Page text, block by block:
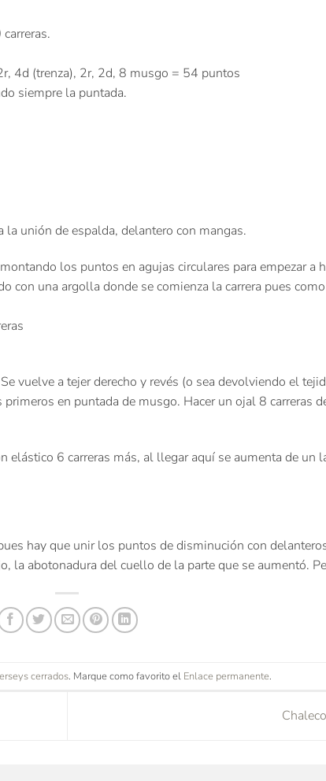
4d (trenza), 2r, 2d, 8 musgo = 54 puntos
siempre la puntada.
la unión de espalda, delantero con mangas.
los puntos en agujas circulares para empezar a
con una argolla donde se comienza la carrera pues
vuelve a tejer derecho y revés (o sea devolviendo el
en puntada de musgo. Hacer un ojal 8 carreras
6 carreras más, al llegar aquí se aumenta de un
hay que unir los puntos de disminución con
la abotonadura del cuello de la parte que se aumentó.
cerrados. Marque como favorito el Enlace permanente.